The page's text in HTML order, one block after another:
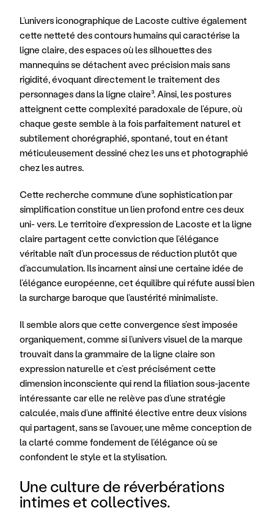
L’univers iconographique de Lacoste cultive également
cette netteté des contours humains qui caractérise la
ligne claire, des espaces où les silhouettes des
mannequins se détachent avec précision mais sans
rigidité, évoquant directement le traitement des
personnages dans la ligne claire³. Ainsi, les postures
atteignent cette complexité paradoxale de l’épure, où
chaque geste semble à la fois parfaitement naturel et
subtilement chorégraphié, spontané, tout en étant
méticuleusement dessiné chez les uns et photographié
chez les autres.
Cette recherche commune d’une sophistication par
simplification constitue un lien profond entre ces deux
uni- vers. Le territoire d’expression de Lacoste et la ligne
claire partagent cette conviction que l’élégance
véritable naît d’un processus de réduction plutôt que
d’accumulation. Ils incarnent ainsi une certaine idée de
l’élégance européenne, cet équilibre qui réfute aussi bien
la surcharge baroque que l’austérité minimaliste.
Il semble alors que cette convergence s’est imposée
organiquement, comme si l’univers visuel de la marque
trouvait dans la grammaire de la ligne claire son
expression naturelle et c’est précisément cette
dimension inconsciente qui rend la filiation sous-jacente
intéressante car elle ne relève pas d’une stratégie
calculée, mais d’une affinité élective entre deux visions
qui partagent, sans se l’avouer, une même conception de
la clarté comme fondement de l’élégance où se
confondent le style et la stylisation.
Une culture de réverbérations
intimes et collectives.